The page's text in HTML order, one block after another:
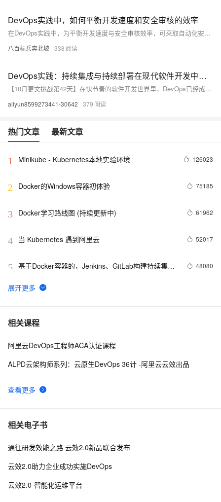
DevOps实践中，如何平衡开发速度和安全审核的效率
在DevOps实践中，为平衡开发速度与安全审核效率，可采取自动化安全测试、安全编码实践、持续监控与日志分析、集成安全工具、合规性代码审查、基础设施即代码、权限和访问控制、安全培训、漏洞及补丁管理和持续反馈改进等措施，确保高效安全的开发流程。
八百标兵奔北坡 338
DevOps实践：持续集成与持续部署在现代软件开发中的作用
【10月更文挑战第42天】在快节奏的软件开发世界里，DevOps已经成为一种提升效率、确保质量和加速交付的重要方法。本文将深入探讨DevOps的核心组成部分—持续集成(CI)和持续部署(CD)—并展示它们如何通过自动化流程优化开发周期。我们将从基础概念讲起，逐步过渡到实际操作，最终通过一个简单代码示例来演示这一过程。文章旨在为读者提供清晰的指导，帮助他们理解和实现CI/CD流程，从而在软件开发领域取得竞争优势。
aliyun8599273441-30642 379
热门文章 最新文章
1 Minikube - Kubernetes本地实验环境 126023
2 Docker的Windows容器初体验 75185
3 Docker学习路线图 (持续更新中) 61962
4 当 Kubernetes 遇到阿里云 52017
5 基于Docker容器的，Jenkins、GitLab构建持续集成
48080
6 谈谈 Docker Volume 之权限管理（一）
7 使用阿里云容器服务Jenkins 2.0实现持续集成之
8 理解Docker容器的进程管理
微服务应用
相关课程
查看更多
阿里云DevOps工程师ACA认证课程
ALPD云架构师系列：云原生DevOps 36计 -阿里云云效出品
相关电子书
通往研发效能之路 云效2.0新品联合发布
云效2.0助力企业成功实施DevOps
云效2.0-智能化运维平台